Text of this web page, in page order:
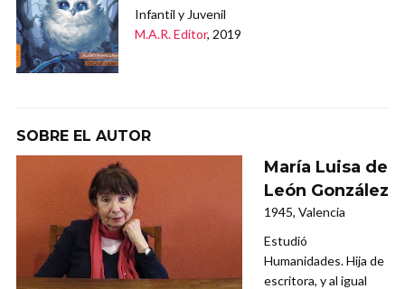
Infantil y Juvenil
M.A.R. Editor, 2019
SOBRE EL AUTOR
María Luisa de
León González
1945, Valencia
Estudió
Humanidades. Hija de
escritora, y al igual